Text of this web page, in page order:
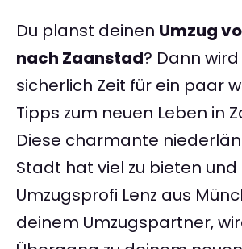
Du planst deinen Umzug
nach Zaanstad? Dann
sicherlich Zeit für ein paar
Tipps zum neuen Leben in
Diese charmante
Stadt hat viel zu bieten und
Umzugsprofi Lenz aus
deinem Umzugspartner,